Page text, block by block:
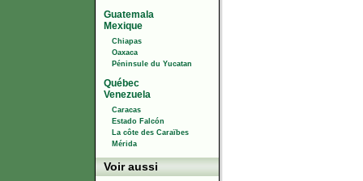
Guatemala
Mexique
Chiapas
Oaxaca
Péninsule du Yucatan
Québec
Venezuela
Caracas
Estado Falcón
La côte des Caraïbes
Mérida
Voir aussi